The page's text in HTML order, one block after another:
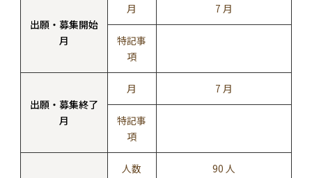
出願・募集開始
月
月 7 月
特記事
項
出願・募集終了
月
月 7 月
特記事
項
人数 90 人